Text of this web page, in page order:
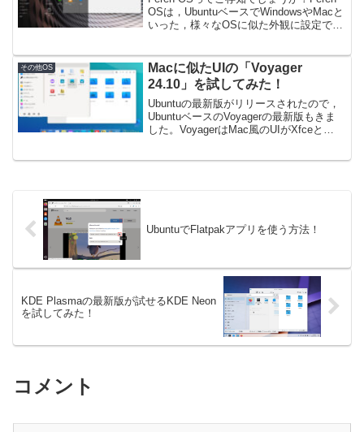
OSは，UbuntuベースでWindowsやMacと
いった，様々なOSに似た外観に設定でき
るOSなのですが，こ...
その他OS
Macに似たUIの「Voyager
24.10」を試してみた！
Ubuntuの最新版がリリースされたので，
UbuntuベースのVoyagerの最新版もきま
した。VoyagerはMac風のUIがXfceと
UbuntuでFlatpakアプリを使う方法！
KDE Plasmaの最新版が試せるKDE Neon
を試してみた！
コメント